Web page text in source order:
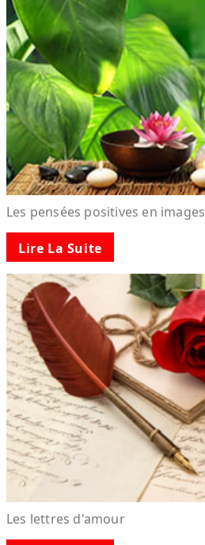
Les pensées positives en images
Lire La Suite
Les lettres d'amour